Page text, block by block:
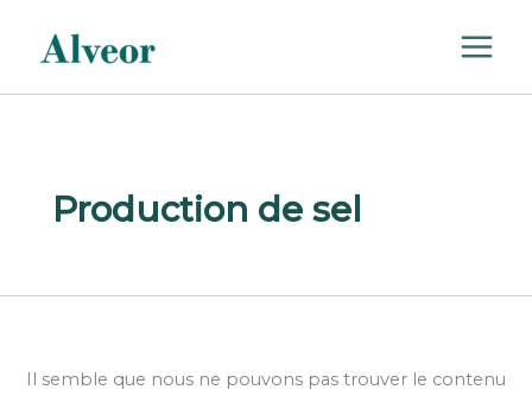
contenu
Production de sel
Il semble que nous ne pouvons pas trouver le contenu